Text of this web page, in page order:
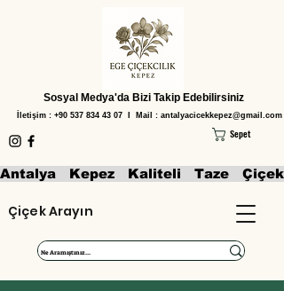
Sepet
Çiçek Arayın
İletişim : +90 537 834 43 07 I Mail : antalyacicekkepez@gmail.com
Antalya   Kepez   Kaliteli   Taze
Sosyal Medya'da Bizi Takip Edebilirsiniz